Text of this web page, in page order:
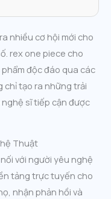
nhiều cơ hội mới cho
rex one piece cho
độc đáo qua các
chỉ tạo ra những trải
sĩ tiếp cận được
Thuật
với người yêu nghệ
tảng trực tuyến cho
nhận phản hồi và